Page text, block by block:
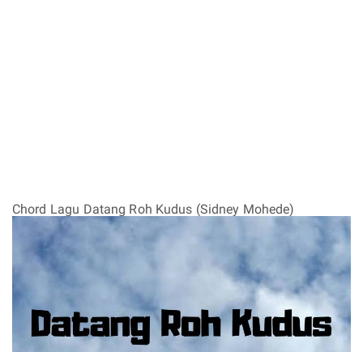
Chord Lagu Datang Roh Kudus (Sidney Mohede)